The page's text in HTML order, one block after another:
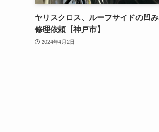
ヤリスクロス、ルーフサイドの凹み
修理依頼【神戸市】
2024年4月2日